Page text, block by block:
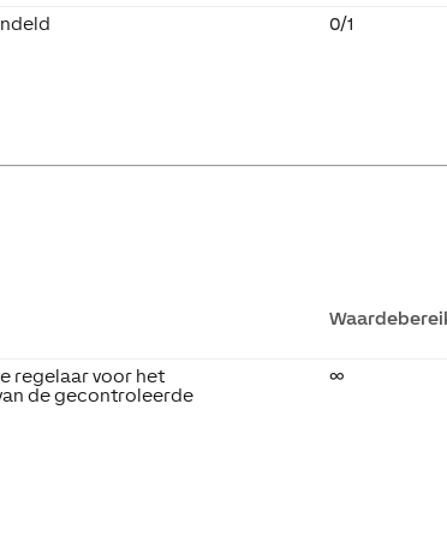
0/1
regelaar voor het
de gecontroleerde
∞